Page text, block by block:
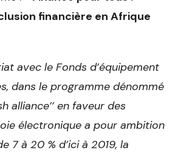
financière en Afrique
avec le Fonds d’équipement
dans le programme dénommé
alliance’’ en faveur des
électronique a pour ambition
7 à 20 % d’ici à 2019, la